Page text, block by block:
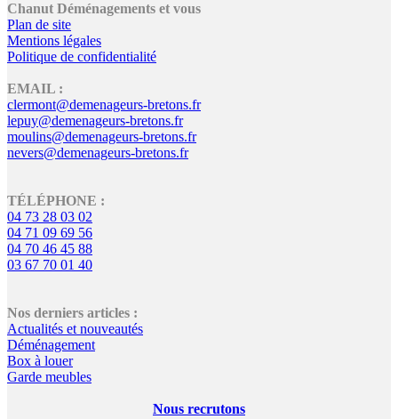
Chanut Déménagements et vous
Plan de site
Mentions légales
Politique de confidentialité
EMAIL :
clermont@demenageurs-bretons.fr
lepuy@demenageurs-bretons.fr
moulins@demenageurs-bretons.fr
nevers@demenageurs-bretons.fr
TÉLÉPHONE :
04 73 28 03 02
04 71 09 69 56
04 70 46 45 88
03 67 70 01 40
Nos derniers articles :
Actualités et nouveautés
Déménagement
Box à louer
Garde meubles
Nous recrutons